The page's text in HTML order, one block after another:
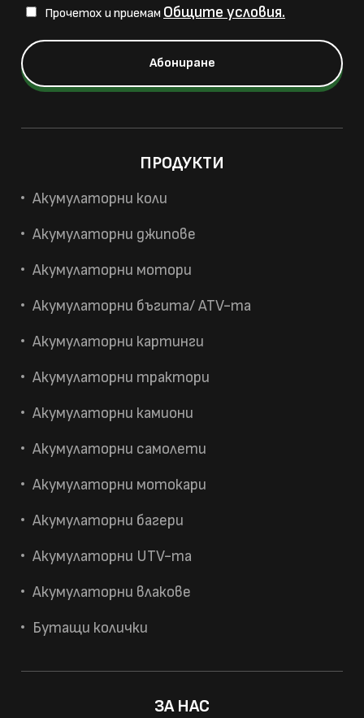
Прочетох и приемам Общите условия.
ПРОДУКТИ
Акумулаторни коли
Акумулаторни джипове
Акумулаторни мотори
Акумулаторни бъгита/ ATV-та
Акумулаторни картинги
Акумулаторни трактори
Акумулаторни камиони
Акумулаторни самолети
Акумулаторни мотокари
Акумулаторни багери
Акумулаторни UTV-та
Акумулаторни влакове
Бутащи колички
ЗА НАС